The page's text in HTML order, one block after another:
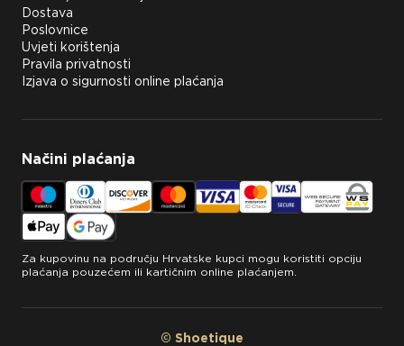
Dostava
Poslovnice
Uvjeti korištenja
Pravila privatnosti
Izjava o sigurnosti online plaćanja
Načini plaćanja
Za kupovinu na području Hrvatske kupci mogu koristiti opciju
plaćanja pouzećem ili kartičnim online plaćanjem.
© Shoetique